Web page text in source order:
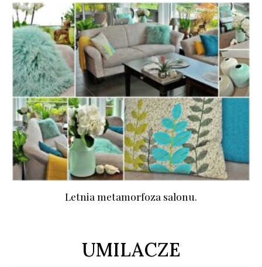
Letnia metamorfoza salonu.
UMILACZE